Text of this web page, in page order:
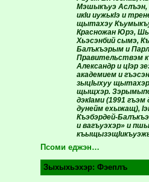
Мэшыкъуэ
икIи иужькIэ и
щытахэу
Красножан Юрэ,
Хьэсэнбий сымэ,
Балъкъэрым и
Правительствэм
Александр и цIэр
академием и
зыцIыхуу
щыщхэр.
дэкIами (1991
дунейм ехыжащ),
Къэбэрдей-
и вагъуэхэр» и
Псоми еджэн…
Зыхыхьэхэр:Фэеплъ